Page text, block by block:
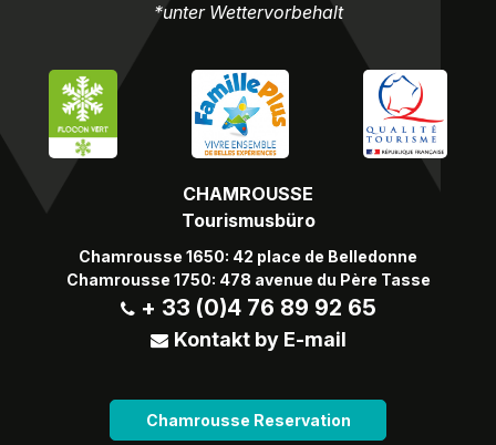
CHAMROUSSE
Tourismusbüro
Chamrousse 1650: 42 place de Belledonne
Chamrousse 1750: 478 avenue du Père Tasse
+ 33 (0)4 76 89 92 65
Kontakt by E-mail
Chamrousse Reservation
*unter Wettervorbehalt